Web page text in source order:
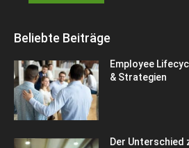
Beliebte Beiträge
Employee
& Strategien
Der Unterschied